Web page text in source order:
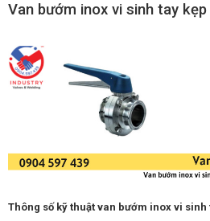
Van bướm inox vi sinh tay kẹp
Thông số kỹ thuật van bướm inox vi sinh